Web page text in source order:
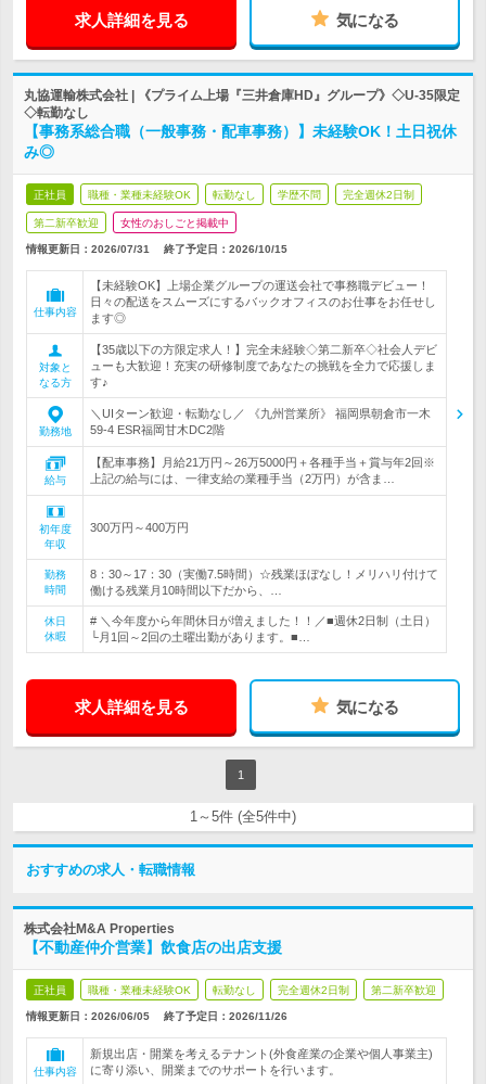
求人詳細を見る 気になる
丸協運輸株式会社 | 《プライム上場『三井倉庫HD』グループ》◇U-35限定
◇転勤なし
【事務系総合職（一般事務・配車事務）】未経験OK！土日祝休
み◎
正社員 職種・業種未経験OK 転勤なし 学歴不問 完全週休2日制
第二新卒歓迎 女性のおしごと掲載中
情報更新日：2026/07/31 終了予定日： 2026/10/15
仕事内容
【未経験OK】上場企業グループの運送会社で事務職デビュー！
日々の配送をスムーズにするバックオフィスのお仕事をお任せし
ます◎
対象と
なる方
【35歳以下の方限定求人！】完全未経験◇第二新卒◇社会人デビ
ューも大歓迎！充実の研修制度であなたの挑戦を全力で応援しま
す♪
勤務地
＼UIターン歓迎・転勤なし／ 《九州営業所》 福岡県朝倉市一木
59-4 ESR福岡甘木DC2階
給与
【配車事務】月給21万円～26万5000円＋各種手当＋賞与年2回※
上記の給与には、一律支給の業種手当（2万円）が含ま…
初年度
年収
300万円～400万円
勤務
時間
8：30～17：30（実働7.5時間）☆残業ほぼなし！メリハリ付けて
働ける残業月10時間以下だから、…
休日
休暇
# ＼今年度から年間休日が増えました！！／■週休2日制（土日）
└月1回～2回の土曜出勤があります。■…
求人詳細を見る 気になる
1
1～5件 (全5件中)
おすすめの求人・転職情報
株式会社M&A Properties
【不動産仲介営業】飲食店の出店支援
正社員 職種・業種未経験OK 転勤なし 完全週休2日制 第二新卒歓迎
情報更新日：2026/06/05 終了予定日： 2026/11/26
仕事内容
新規出店・開業を考えるテナント(外食産業の企業や個人事業主)
に寄り添い、開業までのサポートを行います。